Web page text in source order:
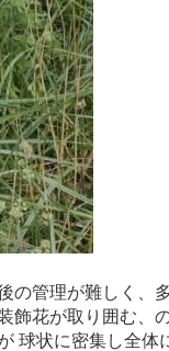
の管理が難しく、
飾花が取り囲む、
球状に密集し全体